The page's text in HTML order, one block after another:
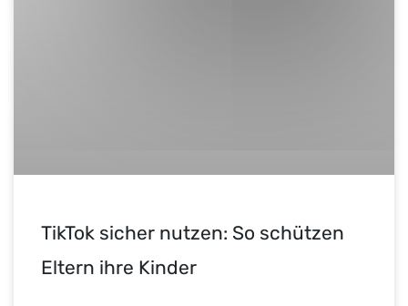
TikTok sicher nutzen: So schützen
Eltern ihre Kinder